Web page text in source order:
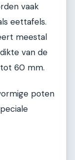
vaak
eettafels.
meestal
van de
60 mm.
poten